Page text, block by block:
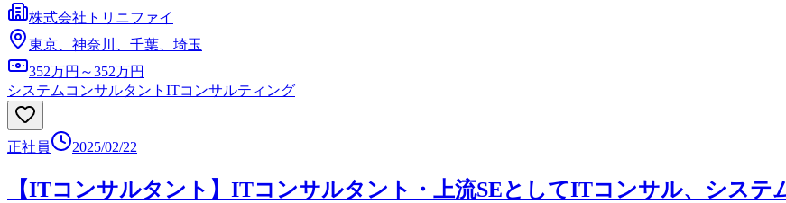
株式会社トリニファイ
東京、神奈川、千葉、埼玉
352万円～352万円
システムコンサルタント ITコンサルティング
正社員 2025/02/22
【ITコンサルタント】ITコンサルタント・上流SEとしてITコンサル、システ